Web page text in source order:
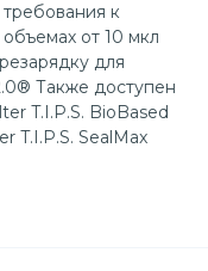
к
от 10 мкл
для
Также доступен
T.I.P.S. BioBased
T.I.P.S. SealMax